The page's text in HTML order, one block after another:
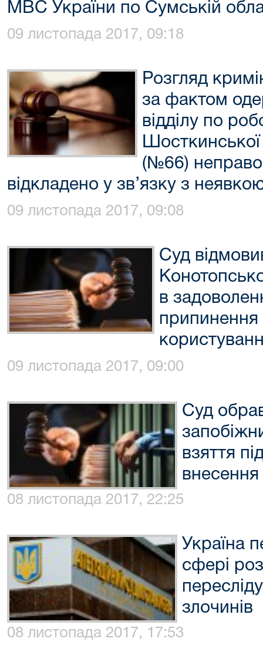
МВС України по Сумській
09 листопада 2017, 09:18
Розгляд
за фактом
відділу по
Шосткинської
(№66)
відкладено у зв’язку з
09 листопада 2017, 09:08
Суд
в
припинення
09 листопада 2017, 09:00
Суд
взяття
внесення
08 листопада 2017, 22:25
Україна
сфері
злочинів
08 листопада 2017, 17:53